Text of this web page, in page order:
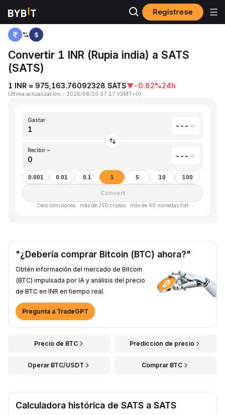
Regístrese
Inicio Rupia india(INR) to Satoshis Vision(SATS)
$
Convertir 1 INR (Rupia india) a SATS
(SATS)
1 INR ≈ 975,163.76092328 SATS▼-0.82%24h
Última actualización ： 2026/08/10 07:17 (GMT+0)
Gastar
---
Recibir ~
---
0.001 0.01 0.1 1 5 10 100
Convert
Cero comisiones · más de 350 criptos · más de 40 monedas fiat
"¿Debería comprar Bitcoin (BTC) ahora?"
Obtén información del mercado de Bitcoin
(BTC) impulsada por IA y análisis del precio
de BTC en INR en tiempo real.
Pregunta a TradeGPT
Precio de BTC Predicción de precio
Operar BTC/USDT Comprar BTC
Calculadora histórica de SATS a SATS